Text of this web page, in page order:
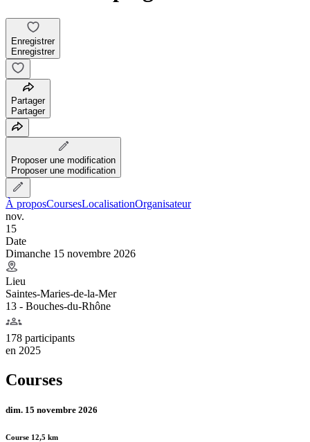
Enregistrer
Enregistrer
Partager
Partager
Proposer une modification
Proposer une modification
À proposCoursesLocalisationOrganisateur
nov.
15
Date
Dimanche 15 novembre 2026
Lieu
Saintes-Maries-de-la-Mer
13 - Bouches-du-Rhône
178 participants
en 2025
Courses
dim. 15 novembre 2026
Course 12,5 km